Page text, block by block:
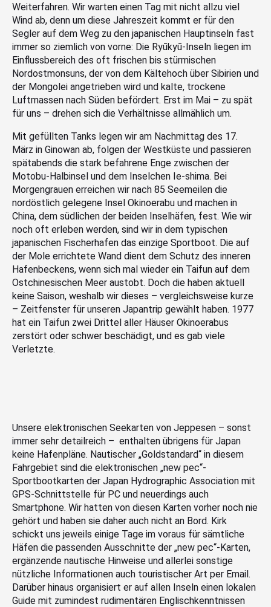
Weiterfahren. Wir warten einen Tag mit nicht allzu viel
Wind ab, denn um diese Jahreszeit kommt er für den
Segler auf dem Weg zu den japanischen Hauptinseln fast
immer so ziemlich von vorne: Die Ryūkyū-Inseln liegen im
Einflussbereich des oft frischen bis stürmischen
Nordostmonsuns, der von dem Kältehoch über Sibirien und
der Mongolei angetrieben wird und kalte, trockene
Luftmassen nach Süden befördert. Erst im Mai – zu spät
für uns – drehen sich die Verhältnisse allmählich um.
Mit gefüllten Tanks legen wir am Nachmittag des 17.
März in Ginowan ab, folgen der Westküste und passieren
spätabends die stark befahrene Enge zwischen der
Motobu-Halbinsel und dem Inselchen Ie-shima. Bei
Morgengrauen erreichen wir nach 85 Seemeilen die
nordöstlich gelegene Insel Okinoerabu und machen in
China, dem südlichen der beiden Inselhäfen, fest. Wie wir
noch oft erleben werden, sind wir in dem typischen
japanischen Fischerhafen das einzige Sportboot. Die auf
der Mole errichtete Wand dient dem Schutz des inneren
Hafenbeckens, wenn sich mal wieder ein Taifun auf dem
Ostchinesischen Meer austobt. Doch die haben aktuell
keine Saison, weshalb wir dieses – vergleichsweise kurze
– Zeitfenster für unseren Japantrip gewählt haben. 1977
hat ein Taifun zwei Drittel aller Häuser Okinoerabus
zerstört oder schwer beschädigt, und es gab viele
Verletzte.
Unsere elektronischen Seekarten von Jeppesen – sonst
immer sehr detailreich – enthalten übrigens für Japan
keine Hafenpläne. Nautischer „Goldstandard“ in diesem
Fahrgebiet sind die elektronischen „new pec“-
Sportbootkarten der Japan Hydrographic Association mit
GPS-Schnittstelle für PC und neuerdings auch
Smartphone. Wir hatten von diesen Karten vorher noch nie
gehört und haben sie daher auch nicht an Bord. Kirk
schickt uns jeweils einige Tage im voraus für sämtliche
Häfen die passenden Ausschnitte der „new pec“-Karten,
ergänzende nautische Hinweise und allerlei sonstige
nützliche Informationen auch touristischer Art per Email.
Darüber hinaus organisiert er auf allen Inseln einen lokalen
Guide mit zumindest rudimentären Englischkenntnissen